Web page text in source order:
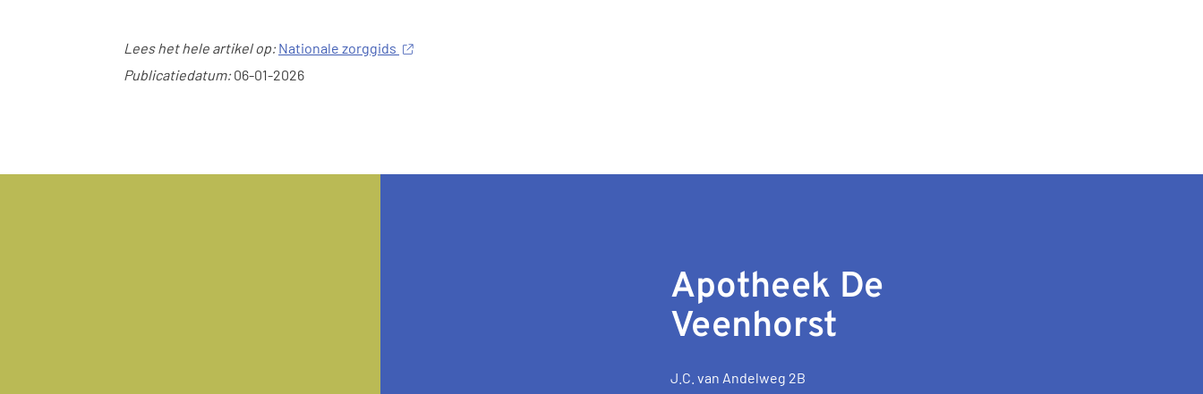
Lees het hele artikel op: Nationale zorggids
Publicatiedatum:06-01-2026
Apotheek De
Veenhorst
J.C. van Andelweg 2B